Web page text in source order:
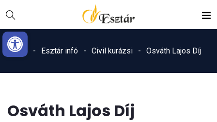
Eszköztár megnyitása
Content
navigációhoz
Home
Esztár infó Civil kurázsi Osváth Lajos Díj
Osváth Lajos Díj